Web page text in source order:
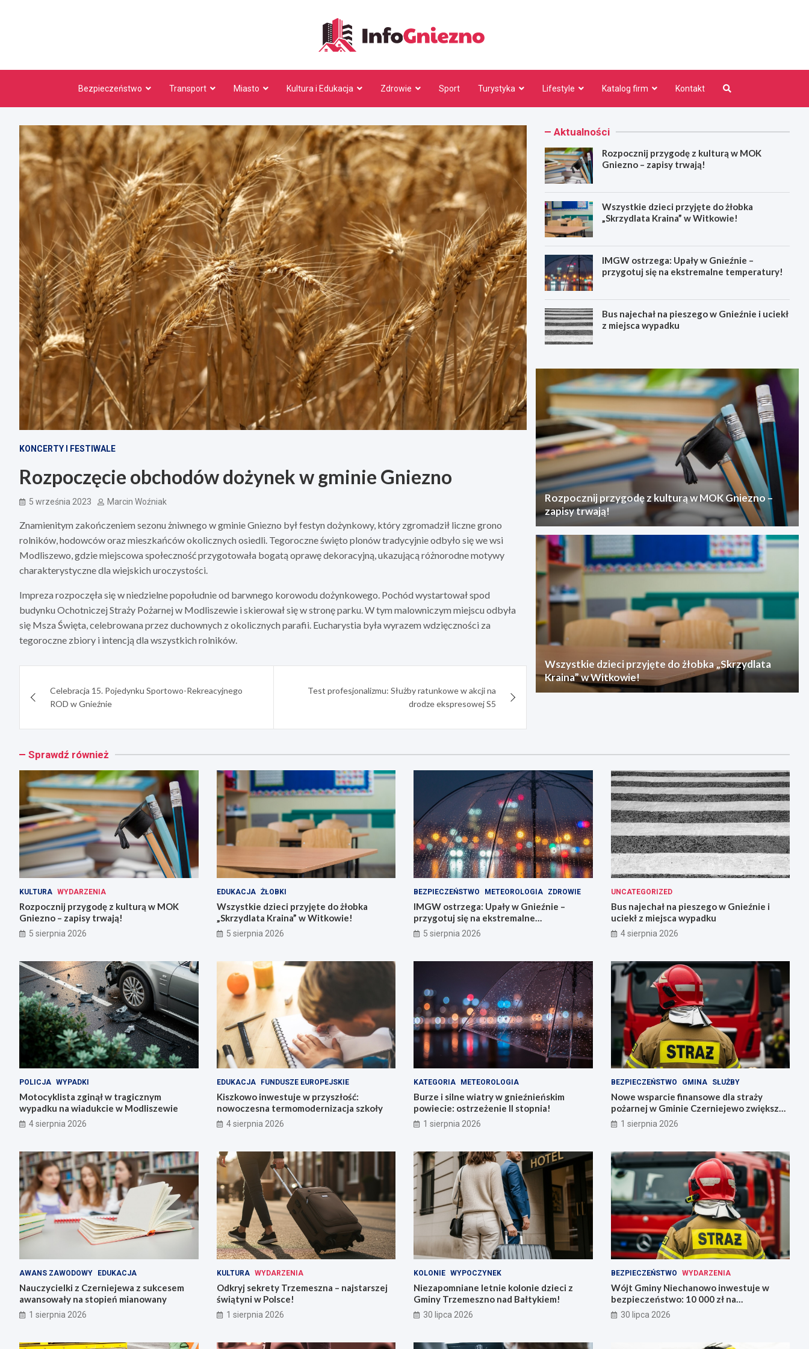
Bezpieczeństwo Transport Miasto Kultura i Edukacja Zdrowie Sport Turystyka Lifestyle Katalog firm Kontakt
KONCERTY I FESTIWALE
Rozpoczęcie obchodów dożynek w gminie Gniezno
5 września 2023 Marcin Woźniak
Znamienitym zakończeniem sezonu żniwnego w gminie Gniezno był festyn dożynkowy, który zgromadził liczne grono
rolników, hodowców oraz mieszkańców okolicznych osiedli. Tegoroczne święto plonów tradycyjnie odbyło się we wsi
Modliszewo, gdzie miejscowa społeczność przygotowała bogatą oprawę dekoracyjną, ukazującą różnorodne motywy
charakterystyczne dla wiejskich uroczystości.
Impreza rozpoczęła się w niedzielne popołudnie od barwnego korowodu dożynkowego. Pochód wystartował spod
budynku Ochotniczej Straży Pożarnej w Modliszewie i skierował się w stronę parku. W tym malowniczym miejscu odbyła
się Msza Święta, celebrowana przez duchownych z okolicznych parafii. Eucharystia była wyrazem wdzięczności za
tegoroczne zbiory i intencją dla wszystkich rolników.
wpisuCelebracja 15. Pojedynku Sportowo-Rekreacyjnego
ROD w Gnieźnie
Test profesjonalizmu: Służby ratunkowe w akcji na
drodze ekspresowej S5
Aktualności
Rozpocznij przygodę z kulturą w MOK
Gniezno – zapisy trwają!
Wszystkie dzieci przyjęte do żłobka
„Skrzydlata Kraina” w Witkowie!
IMGW ostrzega: Upały w Gnieźnie –
przygotuj się na ekstremalne temperatury!
Bus najechał na pieszego w Gnieźnie i uciekł
z miejsca wypadku
Rozpocznij przygodę z kulturą w MOK Gniezno –
zapisy trwają!
Wszystkie dzieci przyjęte do żłobka „Skrzydlata
Kraina” w Witkowie!
Sprawdź również
KULTURA WYDARZENIA
Rozpocznij przygodę z kulturą w MOK
Gniezno – zapisy trwają!
5 sierpnia 2026
EDUKACJA ŻŁOBKI
Wszystkie dzieci przyjęte do żłobka
„Skrzydlata Kraina” w Witkowie!
5 sierpnia 2026
BEZPIECZEŃSTWO METEOROLOGIA ZDROWIE
IMGW ostrzega: Upały w Gnieźnie –
przygotuj się na ekstremalne
temperatury!
5 sierpnia 2026
UNCATEGORIZED
Bus najechał na pieszego w Gnieźnie i
uciekł z miejsca wypadku
4 sierpnia 2026
POLICJA WYPADKI
Motocyklista zginął w tragicznym
wypadku na wiadukcie w Modliszewie
4 sierpnia 2026
EDUKACJA FUNDUSZE EUROPEJSKIE
Kiszkowo inwestuje w przyszłość:
nowoczesna termomodernizacja szkoły
4 sierpnia 2026
KATEGORIA METEOROLOGIA
Burze i silne wiatry w gnieźnieńskim
powiecie: ostrzeżenie II stopnia!
1 sierpnia 2026
BEZPIECZEŃSTWO GMINA SŁUŻBY
Nowe wsparcie finansowe dla straży
pożarnej w Gminie Czerniejewo zwiększa
bezpieczeństwo mieszkańców
1 sierpnia 2026
AWANS ZAWODOWY EDUKACJA
Nauczycielki z Czerniejewa z sukcesem
awansowały na stopień mianowany
1 sierpnia 2026
KULTURA WYDARZENIA
Odkryj sekrety Trzemeszna – najstarszej
świątyni w Polsce!
1 sierpnia 2026
KOLONIE WYPOCZYNEK
Niezapomniane letnie kolonie dzieci z
Gminy Trzemeszno nad Bałtykiem!
30 lipca 2026
BEZPIECZEŃSTWO WYDARZENIA
Wójt Gminy Niechanowo inwestuje w
bezpieczeństwo: 10 000 zł na
nowoczesny sprzęt dla straży pożarnej
30 lipca 2026